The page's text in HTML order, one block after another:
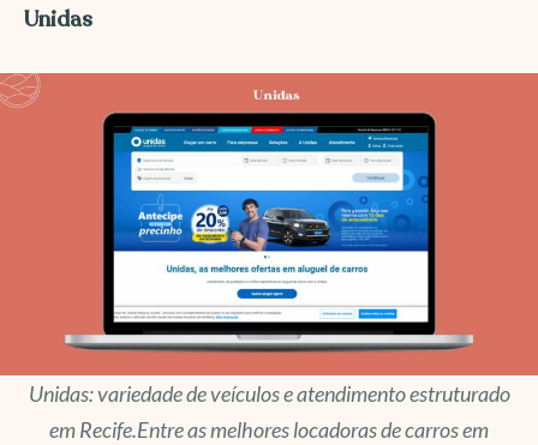
Unidas
Unidas: variedade de veículos e atendimento estruturado
em Recife.Entre as melhores locadoras de carros em